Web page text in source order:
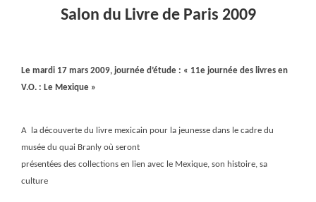
Salon du Livre de Paris 2009
Le mardi 17 mars 2009, journée d’étude : « 11e journée des livres en
V.O. : Le Mexique »
A
la découverte du livre mexicain pour la jeunesse dans le cadre du
musée du quai Branly où seront
présentées des collections en lien avec le Mexique, son histoire, sa
culture